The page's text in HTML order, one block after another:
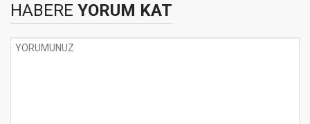
HABERE YORUM KAT